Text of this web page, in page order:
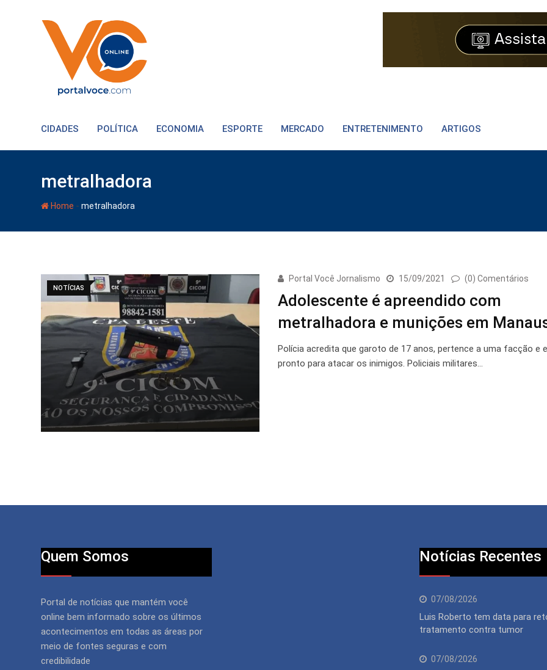
CIDADES POLÍTICA ECONOMIA ESPORTE MERCADO ENTRETENIMENTO ARTIGOS
metralhadora
Home - metralhadora
NOTÍCIAS
Portal Você Jornalismo 15/09/2021 (0) Comentários
Adolescente é apreendido com
metralhadora e munições em
Polícia acredita que garoto de 17 anos, pertence a uma facção e
pronto para atacar os inimigos. Policiais militares…
Quem Somos
Portal de notícias que mantém você
online bem informado sobre os últimos
acontecimentos em todas as áreas por
meio de fontes seguras e com
credibilidade
Notícias Recentes
07/08/2026
Luis Roberto tem data para
tratamento contra tumor
07/08/2026